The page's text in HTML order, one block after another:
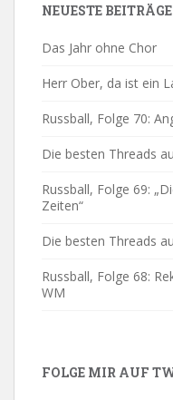
NEUESTE BEITRÄGE
Das Jahr ohne Chor
Herr Ober, da ist ein
Russball, Folge 70:
Die besten Threads
Russball, Folge 69:
Zeiten“
Die besten Threads
Russball, Folge 68:
WM
FOLGE MIR AUF